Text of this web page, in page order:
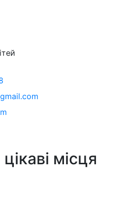
місця